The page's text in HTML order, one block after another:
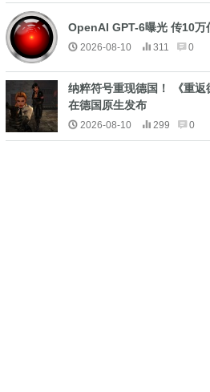
OpenAI GPT-6曝光 传10万
2026-08-10 311 0
纳粹符号重现德国！ 《重
在德国原生发布
2026-08-10 299 0